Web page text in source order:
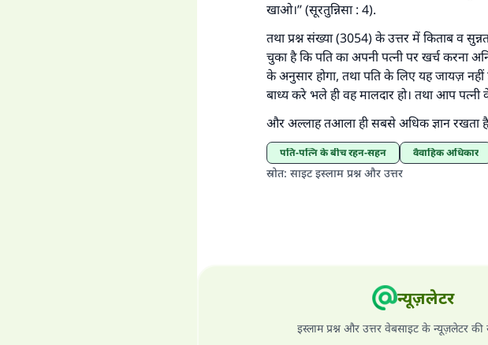
खाओ।’’ (सूरतुन्निसा : 4).
तथा प्रश्न संख्या (3054) के उत्तर में किताब व
चुका है कि पति का अपनी पत्नी पर खर्च करना
के अनुसार होगा, तथा पति के लिए यह जायज़
बाध्य करे भले ही वह मालदार हो। तथा आप
और अल्लाह तआला ही सबसे अधिक ज्ञान रखता
पति-पत्नि के बीच रहन-सहन वैवाहिक अधिकार
स्रोत: साइट इस्लाम प्रश्न और उत्तर
न्यूज़लेटर
इस्लाम प्रश्न और उत्तर वेबसाइट के न्यूज़लेटर की